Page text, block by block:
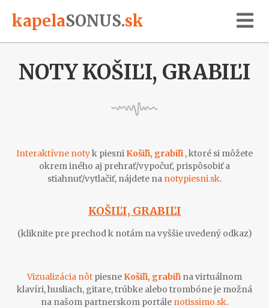
kapelaSONUS.sk
NOTY KOŠIĽI, GRABIĽI
Interaktívne notyk piesni Košiľi, grabiľi , ktoré si môžete
okrem iného aj prehrať/vypočuť, prispôsobiť a
stiahnuť/vytlačiť, nájdete na notypiesni.sk.
KOŠIĽI, GRABIĽI
(kliknite pre prechod k notám na vyššie uvedený odkaz)
Vizualizácia nôt piesne Košiľi, grabiľi na virtuálnom
klavíri, husliach, gitare, trúbke alebo trombóne je možná
na našom partnerskom portále notissimo.sk.